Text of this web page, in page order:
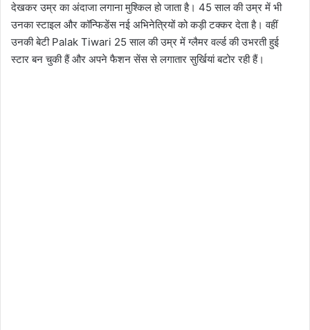
देखकर उम्र का अंदाजा लगाना मुश्किल हो जाता है। 45 साल की उम्र में भी
उनका स्टाइल और कॉन्फिडेंस नई अभिनेत्रियों को कड़ी टक्कर देता है। वहीं
उनकी बेटी Palak Tiwari 25 साल की उम्र में ग्लैमर वर्ल्ड की उभरती हुई
स्टार बन चुकी हैं और अपने फैशन सेंस से लगातार सुर्खियां बटोर रही हैं।